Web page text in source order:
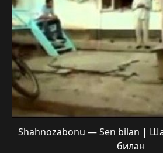
Shahnozabonu — Sen bilan |
билан